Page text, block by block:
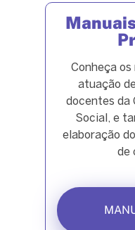
Conheça os
atuação
docentes da
Social, e
elaboração
de